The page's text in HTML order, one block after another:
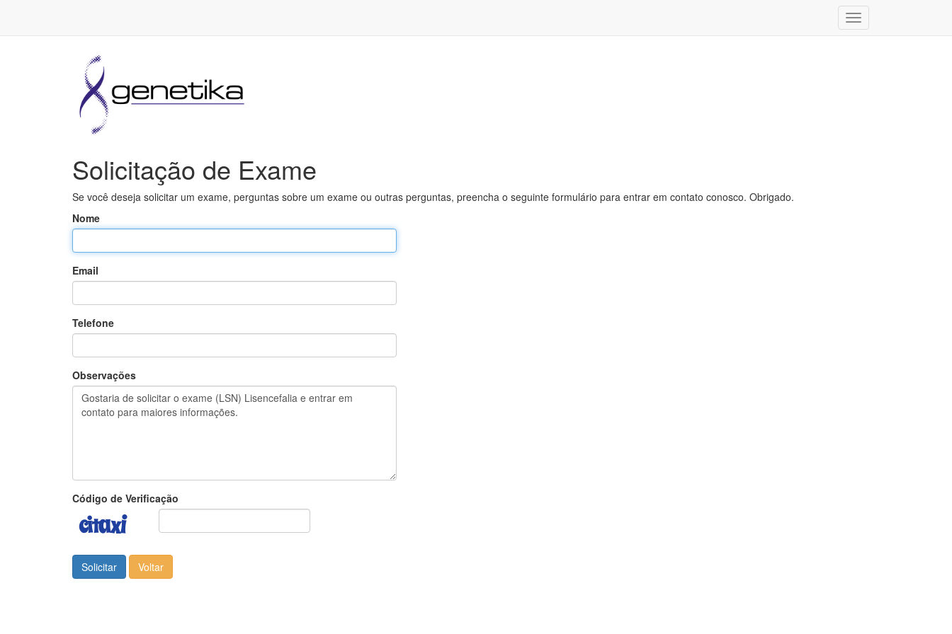
Toggle
navigation
Solicitação de Exame
Se você deseja solicitar um exame, perguntas sobre um exame ou outras perguntas, preencha o seguinte formulário para entrar em contato conosco. Obrigado.
Nome
Email
Telefone
Observações
Código de Verificação
Solicitar Voltar